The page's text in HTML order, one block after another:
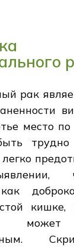
рак
место по
трудно
кишке,